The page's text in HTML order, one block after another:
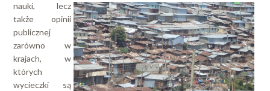
nauki, lecz
także opinii
publicznej
zarówno w
krajach, w
których
wycieczki są